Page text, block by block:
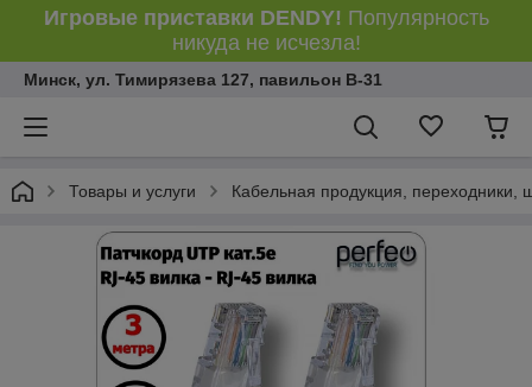
Игровые приставки DENDY! Популярность
никуда не исчезла!
Минск, ул. Тимирязева 127, павильон В-31
Товары и услуги Кабельная продукция, переходники,